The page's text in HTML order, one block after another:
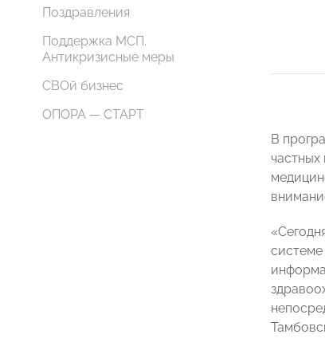
Поздравления
Поддержка МСП.
Антикризисные меры
СВОй бизнес
ОПОРА — СТАРТ
В